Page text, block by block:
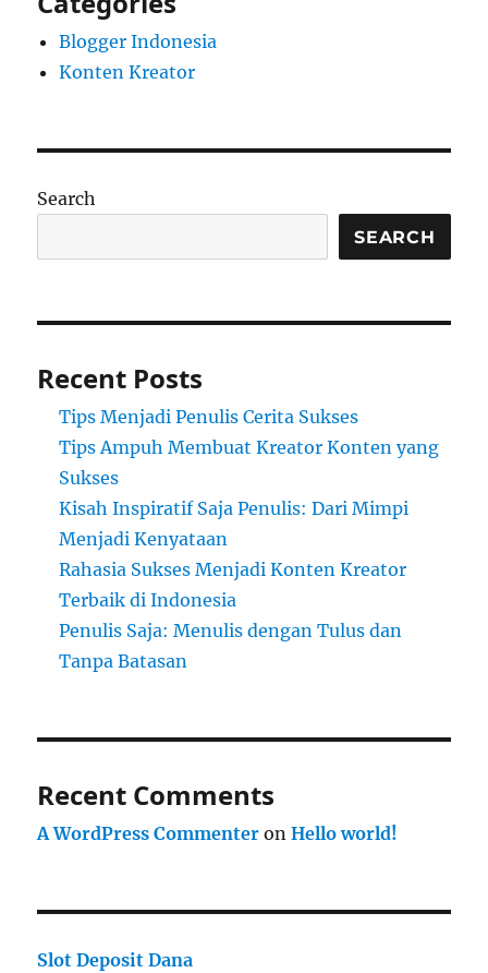
Blogger Indonesia
Konten Kreator
Search
SEARCH
Recent Posts
Tips Menjadi Penulis Cerita Sukses
Tips Ampuh Membuat Kreator Konten yang
Sukses
Kisah Inspiratif Saja Penulis: Dari Mimpi
Menjadi Kenyataan
Rahasia Sukses Menjadi Konten Kreator
Terbaik di Indonesia
Penulis Saja: Menulis dengan Tulus dan
Tanpa Batasan
Recent Comments
A WordPress Commenter onHello world!
Slot Deposit Dana